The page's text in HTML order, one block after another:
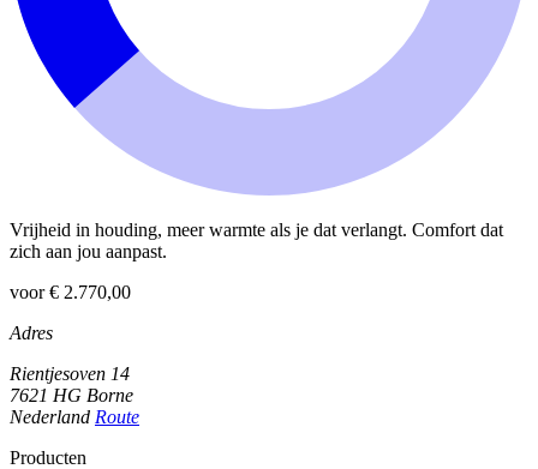
Vrijheid in houding, meer warmte als je dat verlangt. Comfort dat
zich aan jou aanpast.
voor € 2.770,00
Adres
Rientjesoven 14
7621 HG Borne
Nederland Route
Producten